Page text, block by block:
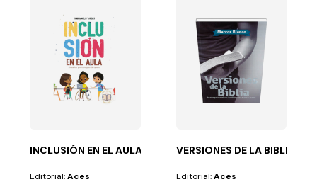
1
y maestros comprometidos con el futuro de los...
INCLUSIÓN EN EL AULA
Editorial:Aces
VERSIONES DE LA BIBLIA
Editorial:Aces